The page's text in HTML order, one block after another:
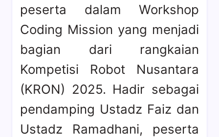
peserta dalam Workshop
Coding Mission yang menjadi
bagian dari rangkaian
Kompetisi Robot Nusantara
(KRON) 2025. Hadir sebagai
pendamping Ustadz Faiz dan
Ustadz Ramadhani, peserta